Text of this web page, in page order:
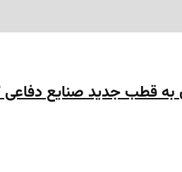
قطب جدید صنایع دفاعی